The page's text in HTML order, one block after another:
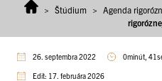
> Štúdium > Agenda
26. septembra 2022 0minút,
Edit: 17. februára 2026